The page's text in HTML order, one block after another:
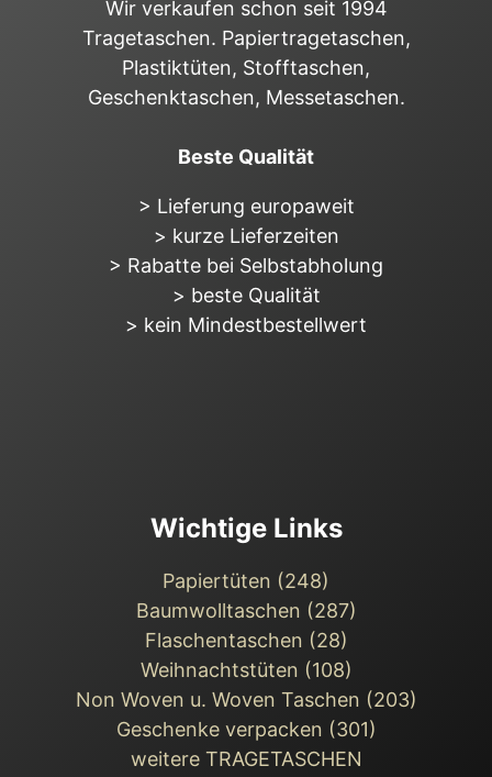
Wir verkaufen schon seit 1994
Tragetaschen. Papiertragetaschen,
Plastiktüten, Stofftaschen,
Geschenktaschen, Messetaschen.
Beste Qualität
> Lieferung europaweit
> kurze Lieferzeiten
> Rabatte bei Selbstabholung
> beste Qualität
> kein Mindestbestellwert
Wichtige Links
Papiertüten (248)
Baumwolltaschen (287)
Flaschentaschen (28)
Weihnachts­tüten (108)
Non Woven u. Woven Taschen (203)